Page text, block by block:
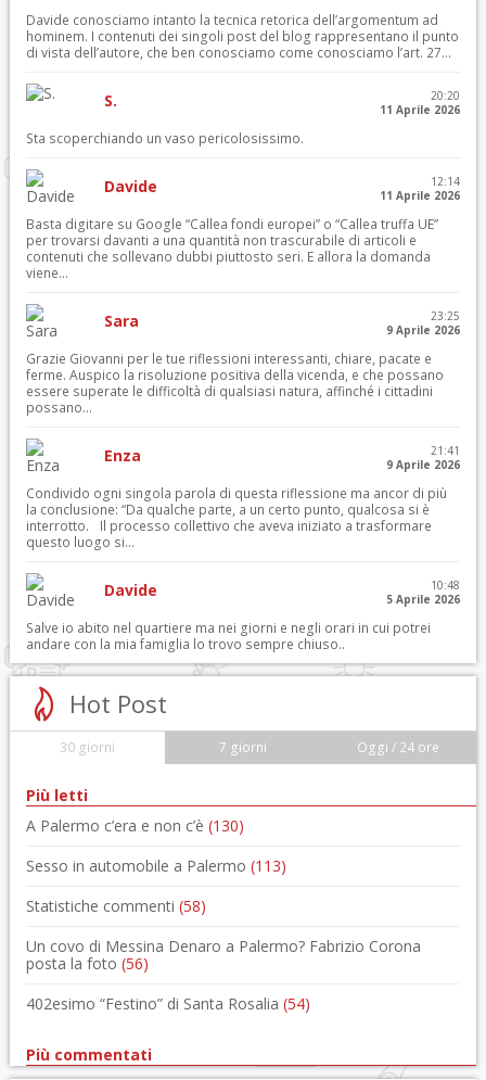
Davide conosciamo intanto la tecnica retorica dell’argomentum ad
hominem. I contenuti dei singoli post del blog rappresentano il punto
di vista dell’autore, che ben conosciamo come conosciamo l’art. 27...
S.
20:20
11 Aprile 2026
Sta scoperchiando un vaso pericolosissimo.
Davide
12:14
11 Aprile 2026
Basta digitare su Google “Callea fondi europei” o “Callea truffa UE”
per trovarsi davanti a una quantità non trascurabile di articoli e
contenuti che sollevano dubbi piuttosto seri. E allora la domanda
viene...
Sara
23:25
9 Aprile 2026
Grazie Giovanni per le tue riflessioni interessanti, chiare, pacate e
ferme. Auspico la risoluzione positiva della vicenda, e che possano
essere superate le difficoltà di qualsiasi natura, affinché i cittadini
possano...
Enza
21:41
9 Aprile 2026
Condivido ogni singola parola di questa riflessione ma ancor di più
la conclusione: “Da qualche parte, a un certo punto, qualcosa si è
interrotto. Il processo collettivo che aveva iniziato a trasformare
questo luogo si...
Davide
10:48
5 Aprile 2026
Salve io abito nel quartiere ma nei giorni e negli orari in cui potrei
andare con la mia famiglia lo trovo sempre chiuso..
Hot Post
30 giorni 7 giorni Oggi / 24 ore
Più letti
A Palermo c’era e non c’è (130)
Sesso in automobile a Palermo (113)
Statistiche commenti (58)
Un covo di Messina Denaro a Palermo? Fabrizio Corona
posta la foto (56)
402esimo “Festino” di Santa Rosalia (54)
Più commentati